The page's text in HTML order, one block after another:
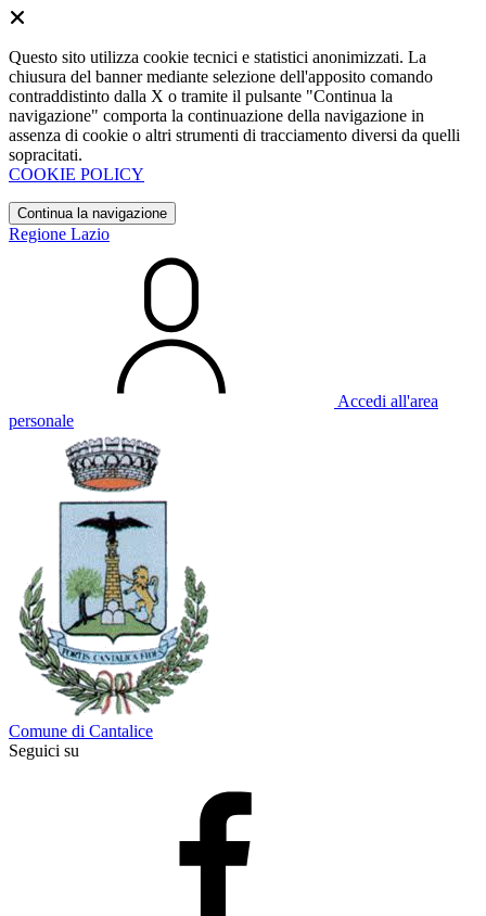
Questo sito utilizza cookie tecnici e statistici anonimizzati. La
chiusura del banner mediante selezione dell'apposito comando
contraddistinto dalla X o tramite il pulsante "Continua la
navigazione" comporta la continuazione della navigazione in
assenza di cookie o altri strumenti di tracciamento diversi da quelli
sopracitati.
COOKIE POLICY
Continua la navigazione
Regione Lazio
Accedi all'area
personale
Comune di Cantalice
Seguici su